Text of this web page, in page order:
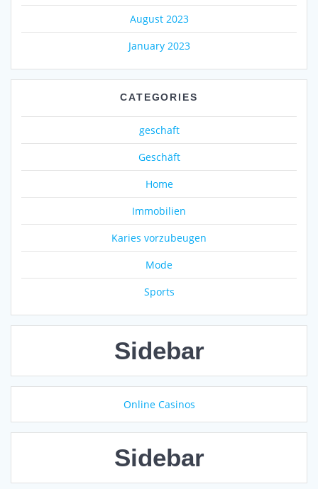
August 2023
January 2023
CATEGORIES
geschaft
Geschäft
Home
Immobilien
Karies vorzubeugen
Mode
Sports
Sidebar
Online Casinos
Sidebar